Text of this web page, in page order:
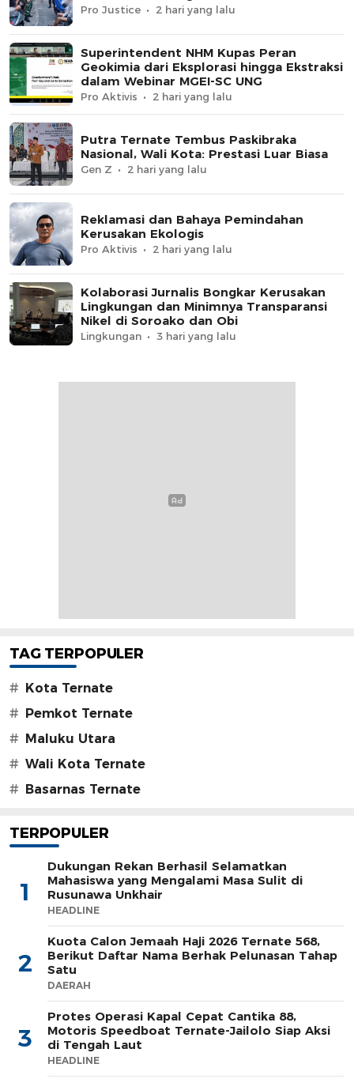
Pro Justice 2 hari yang lalu
Superintendent NHM Kupas Peran
Geokimia dari Eksplorasi hingga Ekstraksi
dalam Webinar MGEI-SC UNG
Pro Aktivis 2 hari yang lalu
Putra Ternate Tembus Paskibraka
Nasional, Wali Kota: Prestasi Luar Biasa
Gen Z 2 hari yang lalu
Reklamasi dan Bahaya Pemindahan
Kerusakan Ekologis
Pro Aktivis 2 hari yang lalu
Kolaborasi Jurnalis Bongkar Kerusakan
Lingkungan dan Minimnya Transparansi
Nikel di Soroako dan Obi
Lingkungan 3 hari yang lalu
TAG TERPOPULER
# Kota Ternate
# Pemkot Ternate
# Maluku Utara
# Wali Kota Ternate
# Basarnas Ternate
TERPOPULER
1
Dukungan Rekan Berhasil Selamatkan
Mahasiswa yang Mengalami Masa Sulit di
Rusunawa Unkhair
HEADLINE
2
Kuota Calon Jemaah Haji 2026 Ternate 568,
Berikut Daftar Nama Berhak Pelunasan Tahap
Satu
DAERAH
3
Protes Operasi Kapal Cepat Cantika 88,
Motoris Speedboat Ternate-Jailolo Siap Aksi
di Tengah Laut
HEADLINE